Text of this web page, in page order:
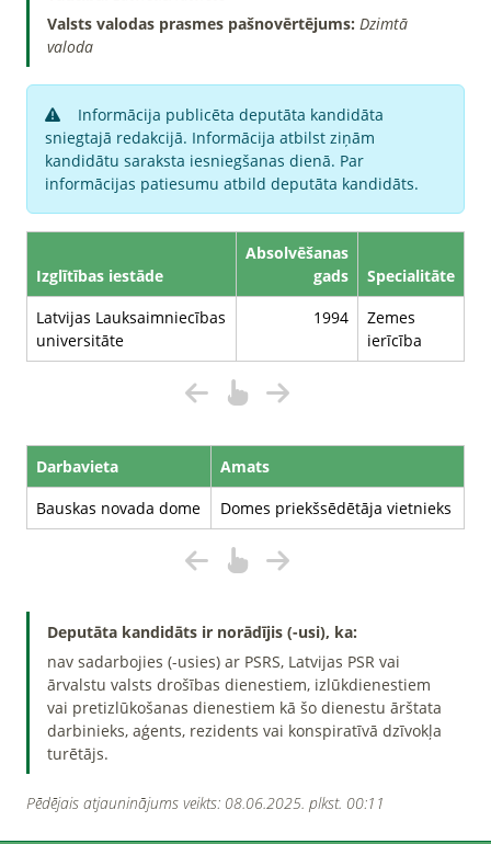
Valsts valodas prasmes pašnovērtējums: Dzimtā
valoda
Informācija publicēta deputāta kandidāta
sniegtajā redakcijā. Informācija atbilst ziņām
kandidātu saraksta iesniegšanas dienā. Par
informācijas patiesumu atbild deputāta kandidāts.
Izglītības iestāde
Absolvēšanas
gads
Specialitāte
Latvijas Lauksaimniecības
universitāte
1994
Zemes
ierīcība
Darbavieta
Amats
Bauskas novada dome
Domes priekšsēdētāja vietnieks
Deputāta kandidāts ir norādījis (-usi), ka:
nav sadarbojies (-usies) ar PSRS, Latvijas PSR vai
ārvalstu valsts drošības dienestiem, izlūkdienestiem
vai pretizlūkošanas dienestiem kā šo dienestu ārštata
darbinieks, aģents, rezidents vai konspiratīvā dzīvokļa
turētājs.
Pēdējais atjauninājums veikts: 08.06.2025. plkst. 00:11